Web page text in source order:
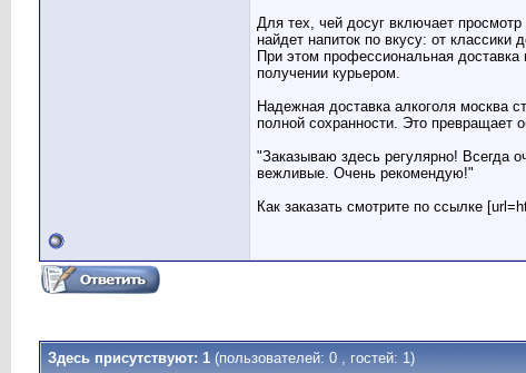
Для тех, чей досуг включает
найдет напиток по вкусу: от
При этом профессиональная
получении курьером.
Надежная доставка алкоголя москва
полной сохранности. Это превращает
"Заказываю здесь регулярно! Всегда
вежливые. Очень рекомендую!"
Как заказать смотрите по ссылке
Здесь присутствуют: 1 (пользователей: 0 , гостей: 1)